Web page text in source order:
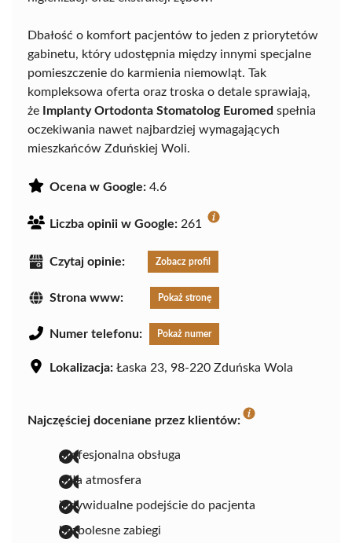
Dbałość o komfort pacjentów to jeden z priorytetów
gabinetu, który udostępnia między innymi specjalne
pomieszczenie do karmienia niemowląt. Tak
kompleksowa oferta oraz troska o detale sprawiają,
że
Implanty Ortodonta Stomatolog Euromed spełnia
oczekiwania nawet najbardziej wymagających
mieszkańców Zduńskiej Woli.
Ocena w Google: 4.6
Liczba opinii w Google: 261
Czytaj opinie: Zobacz profil
Strona www: Pokaż stronę
Numer telefonu: Pokaż numer
Lokalizacja: Łaska 23, 98-220 Zduńska Wola
Najczęściej doceniane przez klientów:
profesjonalna obsługa
miła atmosfera
indywidualne podejście do pacjenta
bezbolesne zabiegi